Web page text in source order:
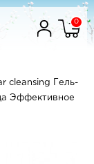
0
cleansing Гель-
Эффективное